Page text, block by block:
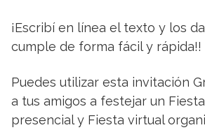
¡Escribí en línea el texto y los
cumple de forma fácil y rápida!!
Puedes utilizar esta invitación
a tus amigos a festejar un
presencial y Fiesta virtual